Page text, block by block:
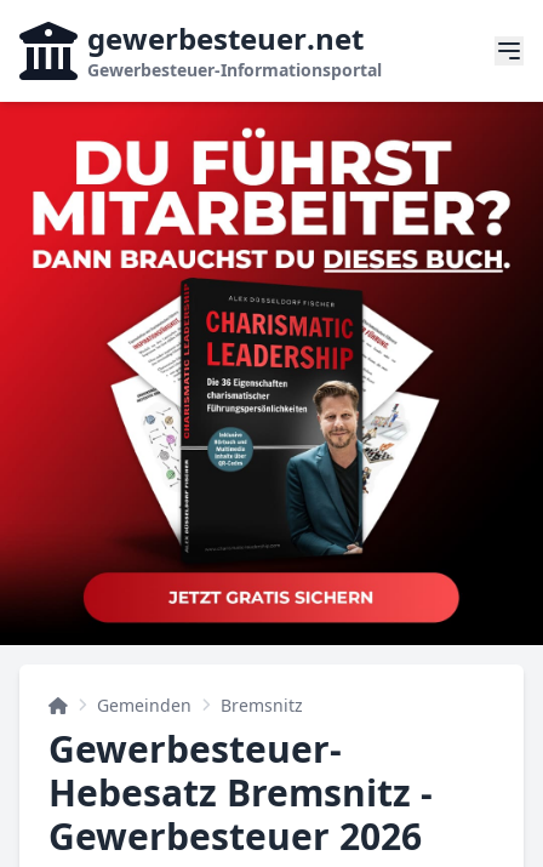
gewerbesteuer.net
Gewerbesteuer-Informationsportal
Gemeinden Bremsnitz
Gewerbesteuer-
Hebesatz Bremsnitz -
Gewerbesteuer 2026